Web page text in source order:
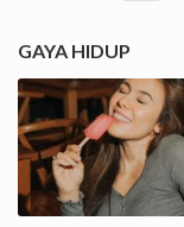
GAYA HIDUP